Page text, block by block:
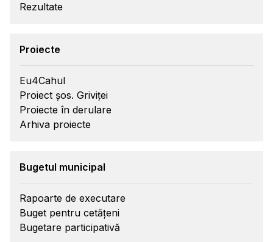
Rezultate
Proiecte
Eu4Cahul
Proiect șos. Griviței
Proiecte în derulare
Arhiva proiecte
Bugetul municipal
Rapoarte de executare
Buget pentru cetățeni
Bugetare participativă